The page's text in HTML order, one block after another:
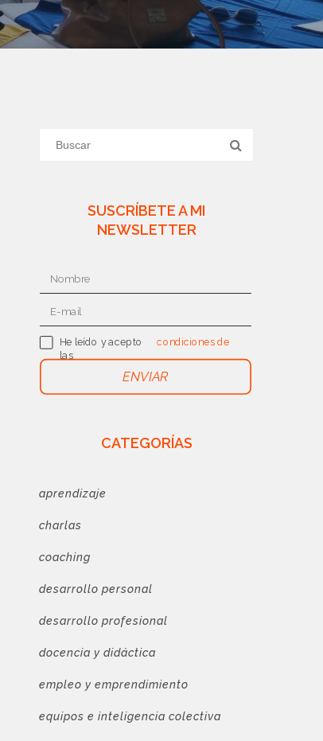
SUSCRÍBETE A MI
NEWSLETTER
ENVIAR
He leído y acepto
las
condiciones de
uso
CATEGORÍAS
aprendizaje
charlas
coaching
desarrollo personal
desarrollo profesional
docencia y didáctica
empleo y emprendimiento
equipos e inteligencia colectiva